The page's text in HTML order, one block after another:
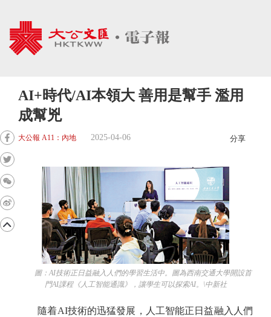
AI+時代/AI本領大 善用是幫手 濫用
成幫兇
大公報 A11：內地 2025-04-06 分享
圖：AI技術正日益融入人們的學習生活中。圖為西南交通大學開設首
門AI課程《人工智能通識》，讓學生可以探索AI。\中新社
隨着AI技術的迅猛發展，人工智能正日益融入人們